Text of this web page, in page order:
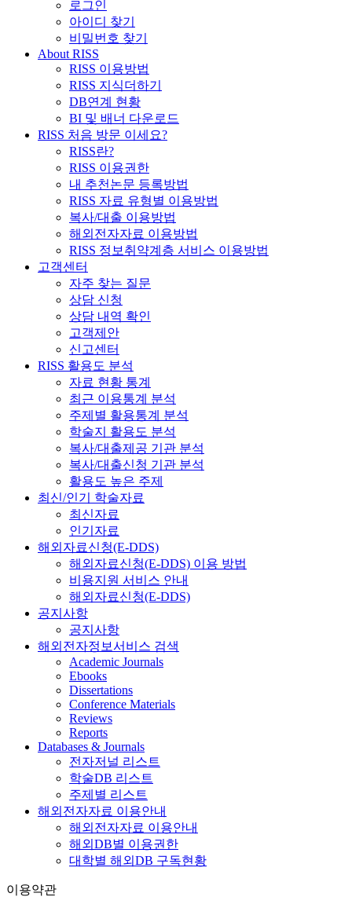
로그인
아이디 찾기
비밀번호 찾기
About RISS
RISS 이용방법
RISS 지식더하기
DB연계 현황
BI 및 배너 다운로드
RISS 처음 방문 이세요?
RISS란?
RISS 이용권한
내 추천논문 등록방법
RISS 자료 유형별 이용방법
복사/대출 이용방법
해외전자자료 이용방법
RISS 정보취약계층 서비스 이용방법
고객센터
자주 찾는 질문
상담 신청
상담 내역 확인
고객제안
신고센터
RISS 활용도 분석
자료 현황 통계
최근 이용통계 분석
주제별 활용통계 분석
학술지 활용도 분석
복사/대출제공 기관 분석
복사/대출신청 기관 분석
활용도 높은 주제
최신/인기 학술자료
최신자료
인기자료
해외자료신청(E-DDS)
해외자료신청(E-DDS) 이용 방법
비용지원 서비스 안내
해외자료신청(E-DDS)
공지사항
공지사항
해외전자정보서비스 검색
Academic Journals
Ebooks
Dissertations
Conference Materials
Reviews
Reports
Databases & Journals
전자저널 리스트
학술DB 리스트
주제별 리스트
해외전자자료 이용안내
해외전자자료 이용안내
해외DB별 이용권한
대학별 해외DB 구독현황
이용약관